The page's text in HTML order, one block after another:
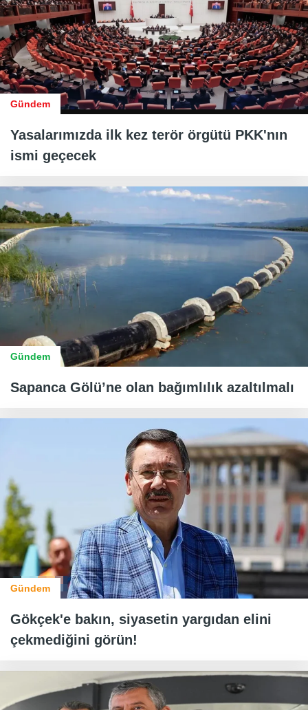
Gündem
Yasalarımızda ilk kez terör örgütü PKK'nın
ismi geçecek
Gündem
Sapanca Gölü’ne olan bağımlılık azaltılmalı
Gündem
Gökçek'e bakın, siyasetin yargıdan elini
çekmediğini görün!